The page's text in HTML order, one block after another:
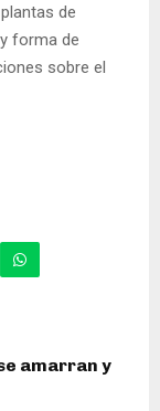
de
forma de
sobre el
amarran y